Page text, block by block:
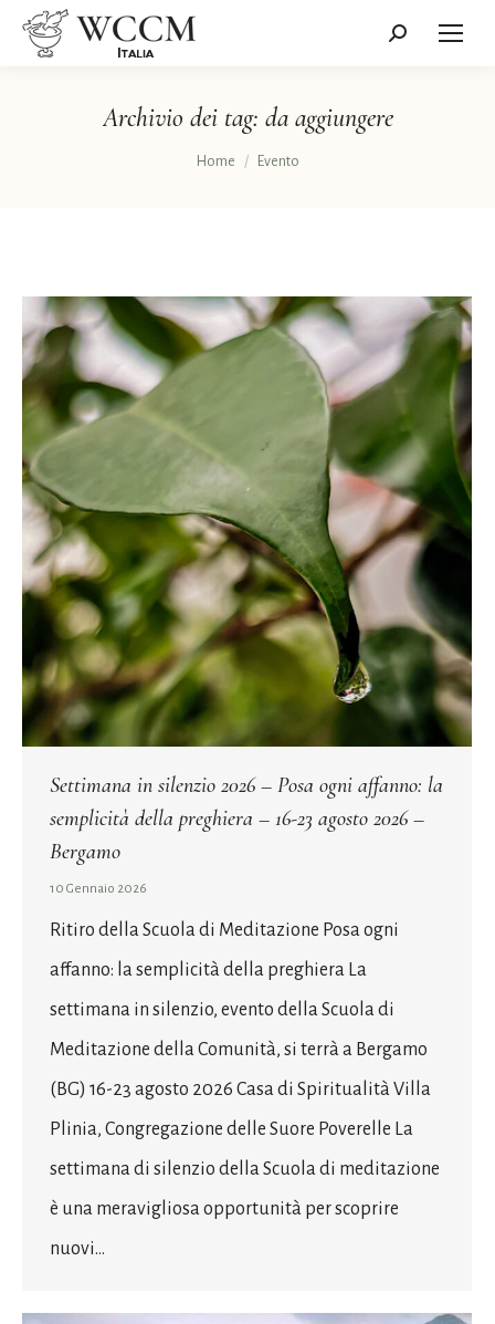
Cerca:
Archivio dei tag: da aggiungere
Tu sei qui:
Home Evento
Settimana in silenzio 2026 – Posa ogni affanno: la
semplicità della preghiera – 16-23 agosto 2026 –
Bergamo
10 Gennaio 2026
Ritiro della Scuola di Meditazione Posa ogni
affanno: la semplicità della preghiera La
settimana in silenzio, evento della Scuola di
Meditazione della Comunità, si terrà a Bergamo
(BG) 16-23 agosto 2026 Casa di Spiritualità Villa
Plinia, Congregazione delle Suore Poverelle La
settimana di silenzio della Scuola di meditazione
è una meravigliosa opportunità per scoprire
nuovi…